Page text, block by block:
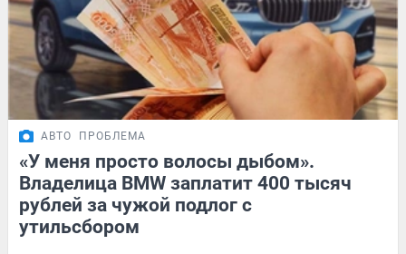
АВТО ПРОБЛЕМА
«У меня просто волосы дыбом».
Владелица BMW заплатит 400 тысяч
рублей за чужой подлог с
утильсбором